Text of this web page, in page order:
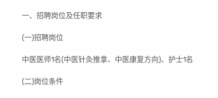
一、招聘岗位及任职要求
(一)招聘岗位
中医医师1名(中医针灸推拿、中医康复方向)、护士1名
(二)岗位条件